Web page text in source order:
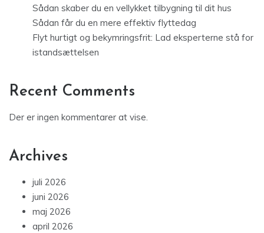
Sådan skaber du en vellykket tilbygning til dit hus
Sådan får du en mere effektiv flyttedag
Flyt hurtigt og bekymringsfrit: Lad eksperterne stå for
istandsættelsen
Recent Comments
Der er ingen kommentarer at vise.
Archives
juli 2026
juni 2026
maj 2026
april 2026